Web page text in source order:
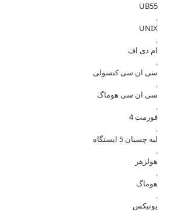
UB55
,
UNIX
,
ام دی اف
,
سی ان سی کنسولی
,
سی ان سی هوماگ
,
فورمت 4
,
لبه چسبان 5 ایستگاه
,
هولزهر
,
هوماگ
,
یونیکس